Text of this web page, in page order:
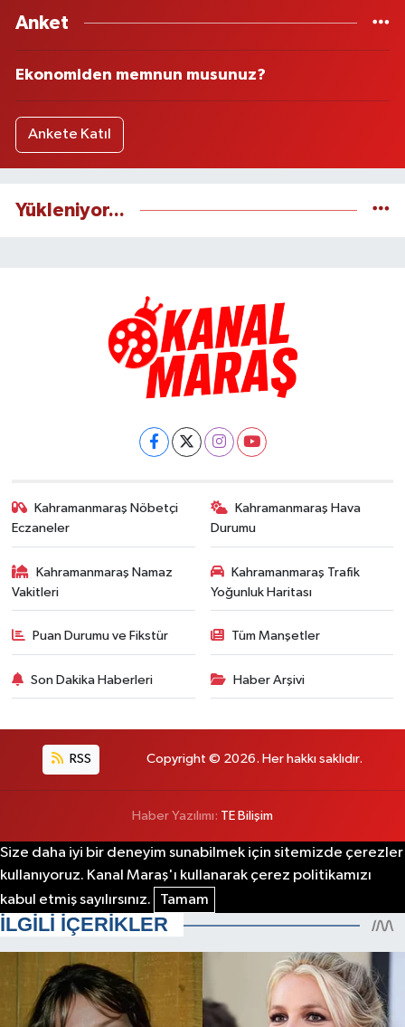
Anket
Ekonomiden memnun musunuz?
Ankete Katıl
Yükleniyor...
Kahramanmaraş Nöbetçi
Eczaneler
Kahramanmaraş Hava
Durumu
Kahramanmaraş Namaz
Vakitleri
Kahramanmaraş Trafik
Yoğunluk Haritası
Puan Durumu ve Fikstür Tüm Manşetler
Son Dakika Haberleri Haber Arşivi
RSS Copyright © 2026. Her hakkı saklıdır.
Haber Yazılımı: TE Bilişim
Size daha iyi bir deneyim sunabilmek için sitemizde çerezler
kullanıyoruz. Kanal Maraş'ı kullanarak çerez politikamızı
kabul etmiş sayılırsınız.
Tamam